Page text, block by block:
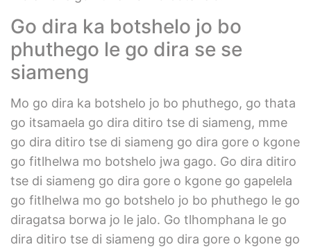
Go dira ka botshelo jo bo
phuthego le go dira se se
siameng
Mo go dira ka botshelo jo bo phuthego, go thata
go itsamaela go dira ditiro tse di siameng, mme
go dira ditiro tse di siameng go dira gore o kgone
go fitlhelwa mo botshelo jwa gago. Go dira ditiro
tse di siameng go dira gore o kgone go gapelela
go fitlhelwa mo go botshelo jo bo phuthego le go
diragatsa borwa jo le jalo. Go tlhomphana le go
dira ditiro tse di siameng go dira gore o kgone go